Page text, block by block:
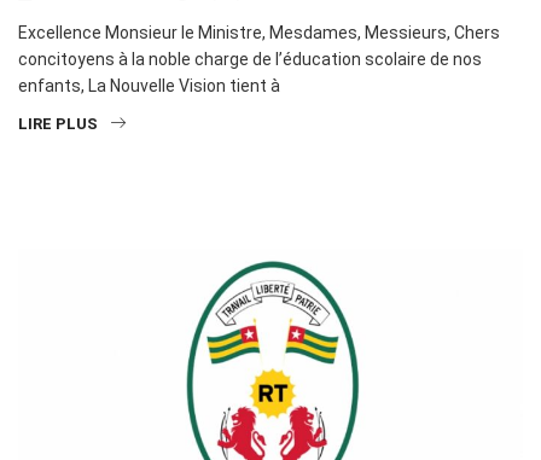
Excellence Monsieur le Ministre, Mesdames, Messieurs, Chers
concitoyens à la noble charge de l’éducation scolaire de nos
enfants, La Nouvelle Vision tient à
LIRE PLUS